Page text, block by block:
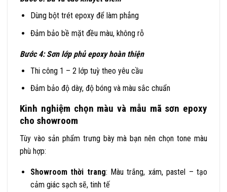
Dùng bột trét epoxy để làm phẳng
Đảm bảo bề mặt đều màu, không rỗ
Bước 4: Sơn lớp phủ epoxy hoàn thiện
Thi công 1 – 2 lớp tuỳ theo yêu cầu
Đảm bảo độ dày, độ bóng và màu sắc chuẩn
Kinh nghiệm chọn màu và mẫu mã sơn epoxy
cho showroom
Tùy vào sản phẩm trưng bày mà bạn nên chọn tone màu
phù hợp:
Showroom thời trang: Màu trắng, xám, pastel – tạo
cảm giác sạch sẽ, tinh tế